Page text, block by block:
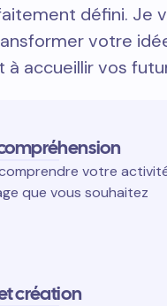
défini. Je
votre
à accueillir vos
votre
que vous souhaitez
création